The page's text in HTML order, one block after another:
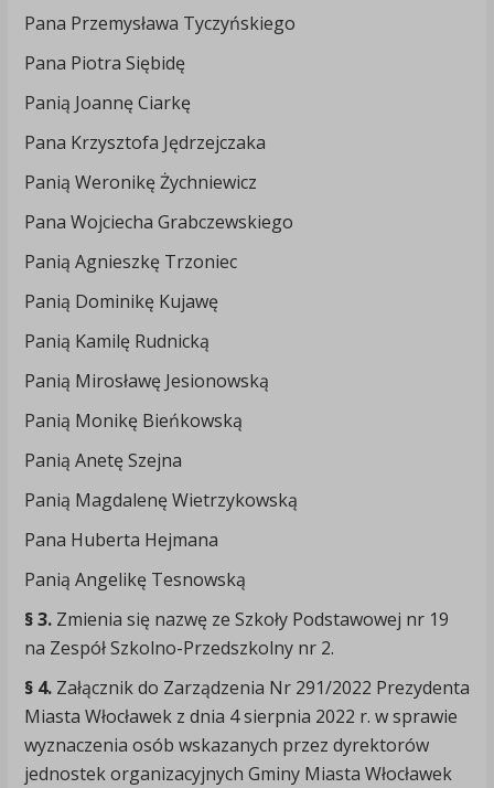
Pana Przemysława Tyczyńskiego
Pana Piotra Siębidę
Panią Joannę Ciarkę
Pana Krzysztofa Jędrzejczaka
Panią Weronikę Żychniewicz
Pana Wojciecha Grabczewskiego
Panią Agnieszkę Trzoniec
Panią Dominikę Kujawę
Panią Kamilę Rudnicką
Panią Mirosławę Jesionowską
Panią Monikę Bieńkowską
Panią Anetę Szejna
Panią Magdalenę Wietrzykowską
Pana Huberta Hejmana
Panią Angelikę Tesnowską
§ 3.Zmienia się nazwę ze Szkoły Podstawowej nr 19
na Zespół Szkolno-Przedszkolny nr 2.
§ 4.Załącznik do Zarządzenia Nr 291/2022 Prezydenta
Miasta Włocławek z dnia 4 sierpnia 2022 r. w sprawie
wyznaczenia osób wskazanych przez dyrektorów
jednostek organizacyjnych Gminy Miasta Włocławek